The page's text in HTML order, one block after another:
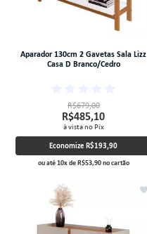
Aparador 130cm 2 Gavetas Sala Lizz
Casa D Branco/Cedro
R$679,00
R$485,10
à vista no Pix
EconomizeR$193,90
ou até10xdeR$53,90no cartão